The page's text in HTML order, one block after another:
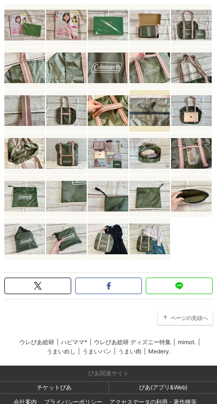
ページの先頭へ
ウレぴあ総研 ハピママ* ウレぴあ総研 ディズニー特集 mimot.
うまいめし
うまいパン うまい肉 Medery.
ぴあ関連サイト
チケットぴあ
ぴあ(アプリ&Web)
会社案内
プライバシーポリシー アクセスデータの利用・著作権等